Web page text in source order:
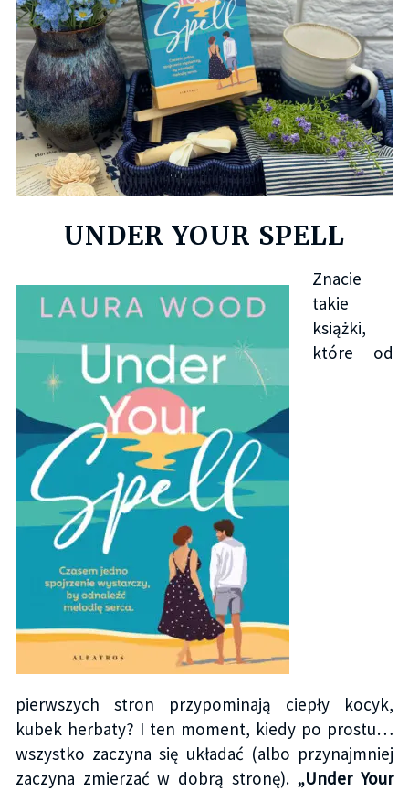
UNDER YOUR SPELL
Znacie
takie
książki,
które od
pierwszych stron przypominają ciepły kocyk,
kubek herbaty? I ten moment, kiedy po prostu…
wszystko zaczyna się układać (albo przynajmniej
zaczyna zmierzać w dobrą stronę). „Under Your